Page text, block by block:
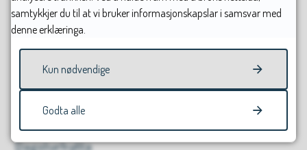
God tur!
06.05.2026 15.51
Dagsturhytta
samtykkjer du til at vi bruker informasjonskapslar i samsvar med
denne erklæringa.
Kun nødvendige
Godta alle